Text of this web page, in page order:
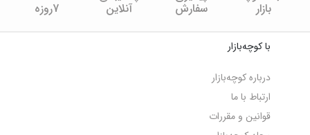
بازار سفارش آنلاین 7روزه
با کوچه‌بازار
درباره کوچه‌بازار
ارتباط با ما
قوانین و مقررات